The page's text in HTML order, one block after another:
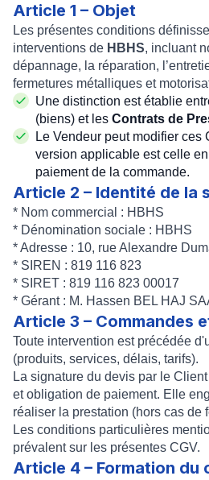
Article 1 – Objet
Les présentes conditions
interventions de HBHS, incluant
dépannage, la réparation,
fermetures métalliques et
Une distinction est établie
(biens) et les Contrats de
Le Vendeur peut modifier ces
version applicable est celle
paiement de la commande.
Article 2 – Identité de la
* Nom commercial : HBHS
* Dénomination sociale : HBHS
* Adresse : 10, rue Alexandre
* SIREN : 819 116 823
* SIRET : 819 116 823 00017
* Gérant : M. Hassen BEL HAJ
Article 3 – Commandes
Toute intervention est précédée
(produits, services, délais, tarifs).
La signature du devis par le
et obligation de paiement. Elle
réaliser la prestation (hors cas de
Les conditions particulières
prévalent sur les présentes CGV.
Article 4 – Formation du